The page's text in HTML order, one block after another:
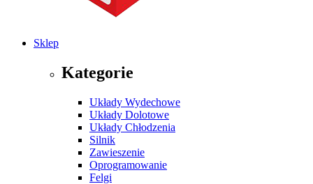
Sklep
Kategorie
Układy Wydechowe
Układy Dolotowe
Układy Chłodzenia
Silnik
Zawieszenie
Oprogramowanie
Felgi